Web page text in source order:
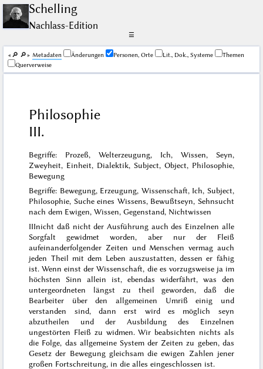
Schelling
Nachlass-Edition
☰
🔎︎ 🔎︎ Me­ta­da­ten Änderungen Personen, Orte Lit., Dok., Systeme
Themen
Querverweise
Philosophie
III.
Begriffe: Prozeß, Welterzeugung, Ich, Wissen, Seyn,
Zweyheit, Einheit, Dialektik, Subject, Object, Philosophie,
Bewegung
Begriffe: Bewegung, Erzeugung, Wissenschaft, Ich, Subject,
Philosophie, Suche eines Wissens, Bewußtseyn, Sehnsucht
nach dem Ewigen, Wissen, Gegenstand, Nichtwissen
IIInicht daß nicht der Ausführung auch des Einzelnen alle
Sorgfalt gewidmet worden, aber nur der Fleiß
aufeinanderfolgender Zeiten und Menschen vermag auch
jeden Theil mit dem Leben auszustatten, dessen er fähig
ist. Wenn einst der Wissenschaft, die es vorzugsweise ja im
höchsten Sinn allein ist, ebendas widerfährt, was den
untergeordneten längst zu theil geworden, daß die
Bearbeiter über den allgemeinen Umriß einig und
verstanden sind, dann erst wird es möglich seyn
abzutheilen und der Ausbildung des Einzelnen
ungestörten Fleiß zu widmen.Wir beabsichten nichts als
die Folge, das allgemeine System der Zeiten zu geben, das
Gesetz der Bewegung gleichsam die ewigen Zahlen jener
großen Fortschreitung, in die alles eingeschlossen ist.